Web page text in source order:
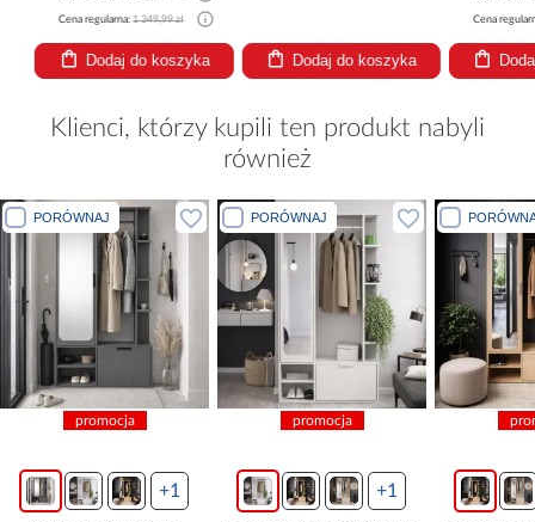
Cena regularna:1 349,99 zł
Dodaj do koszyka Dodaj do koszyka
Cena
Klienci, którzy kupili ten produkt nabyli
również
PORÓWNAJ
promocja
+1
PORÓWNAJ
promocja
+1